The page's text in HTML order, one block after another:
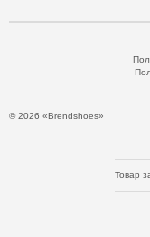
© 2026 «Brendshoes»
Товар